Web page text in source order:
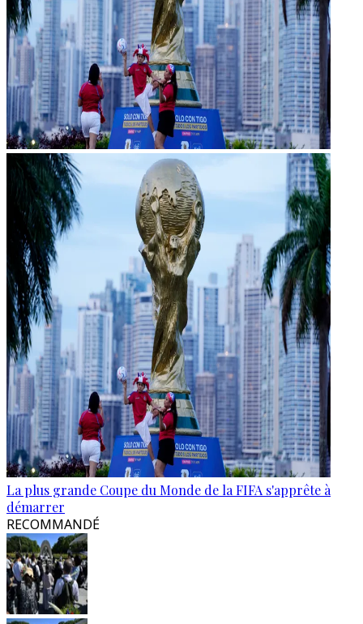
La plus grande Coupe du Monde de la FIFA s'apprête à
démarrer
RECOMMANDÉ